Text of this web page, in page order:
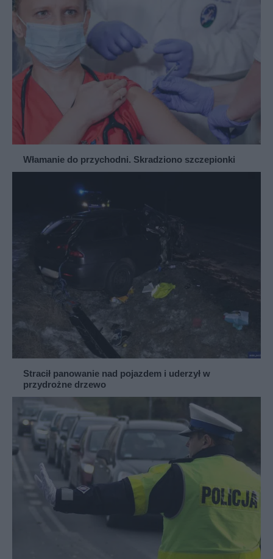
Włamanie do przychodni. Skradziono szczepionki
Stracił panowanie nad pojazdem i uderzył w
przydrożne drzewo